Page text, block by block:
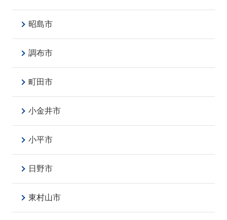
昭島市
調布市
町田市
小金井市
小平市
日野市
東村山市